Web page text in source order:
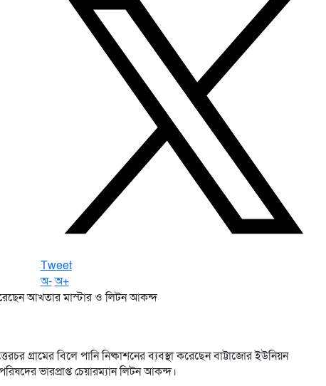
Tweet
অ-অ+
গ্রামের বিলে পানি নিষ্কাশনের ব্যবস্থা করেছেন বাট্টাজোর ইউনিয়ন
ভারপ্রাপ্ত চেয়ারম্যান লিটন আকন্দ।